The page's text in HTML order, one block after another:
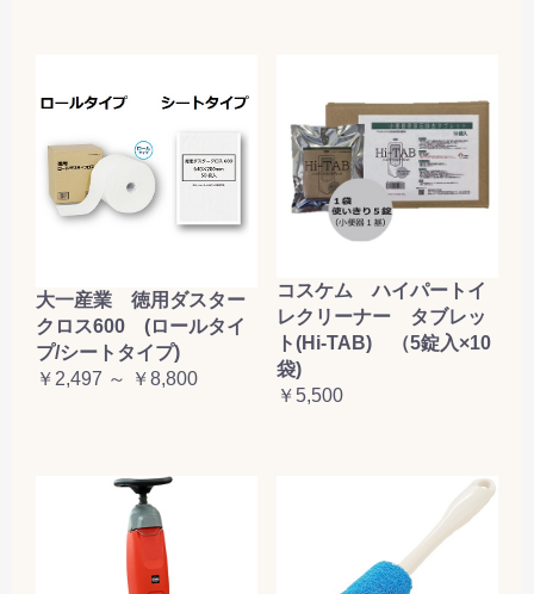
大一産業 徳用ダスター
クロス600 (ロールタイ
プ/シートタイプ)
￥2,497 ～ ￥8,800
コスケム ハイパートイ
レクリーナー タブレッ
ト(Hi-TAB) （5錠入×10
袋)
￥5,500